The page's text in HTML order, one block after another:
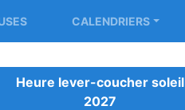
CALENDRIERS
Heure lever-coucher soleil
2027